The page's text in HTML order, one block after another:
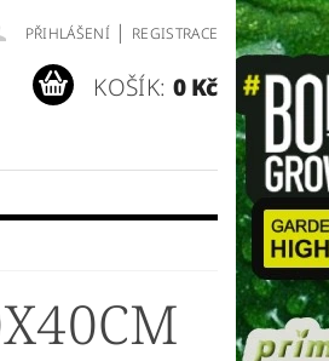
PŘIHLÁŠENÍ | REGISTRACE
KOŠÍK: 0 Kč